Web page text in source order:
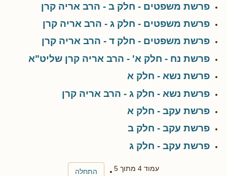
פרשת משפטים - חלק ב - הרב אריה קרן
פרשת משפטים - חלק ג - הרב אריה קרן
פרשת משפטים - חלק ד - הרב אריה קרן
פרשת נח - חלק א' - הרב אריה קרן שליט"א
פרשת נשא - חלק א
פרשת נשא - חלק ג - הרב אריה קרן
פרשת עקב - חלק א
פרשת עקב - חלק ב
פרשת עקב - חלק ג
עמוד 4 מתוך 5 התחלה